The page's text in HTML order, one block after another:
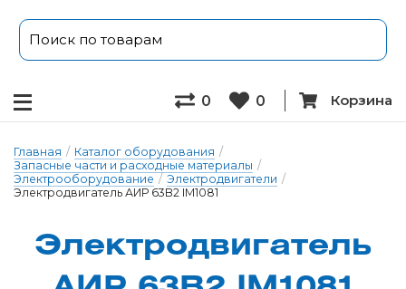
0 0 Корзина
Главная / Каталог оборудования /
Запасные части и расходные материалы /
Электрооборудование / Электродвигатели /
Электродвигатель АИР 63B2 IM1081
Электрод­ви­га­тель